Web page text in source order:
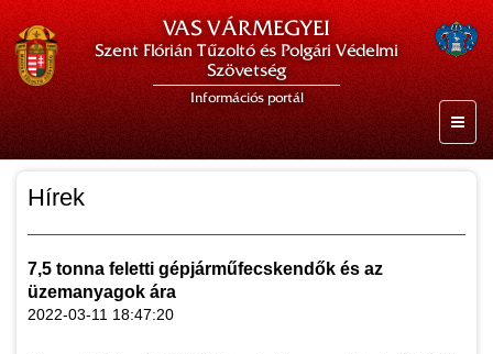
VAS VÁRMEGYEI
Szent Flórián Tűzoltó és Polgári Védelmi
Szövetség
Információs portál
Hírek
7,5 tonna feletti gépjárműfecskendők és az
üzemanyagok ára
2022-03-11 18:47:20